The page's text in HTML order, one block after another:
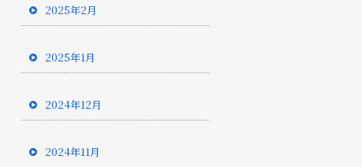
2025年2月
2025年1月
2024年12月
2024年11月